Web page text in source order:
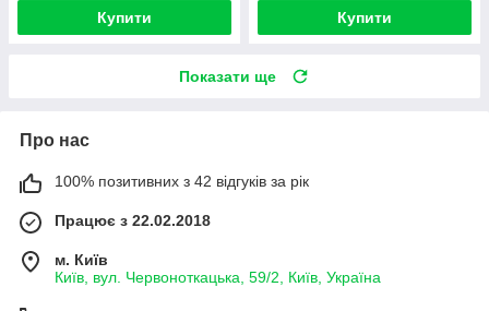
Купити Купити
Показати ще
Про нас
100% позитивних з 42 відгуків за рік
Працює з 22.02.2018
м. Київ
Київ, вул. Червоноткацька, 59/2, Київ, Україна